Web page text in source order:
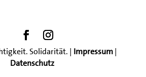
Solidarität. | Impressum|
Datenschutz